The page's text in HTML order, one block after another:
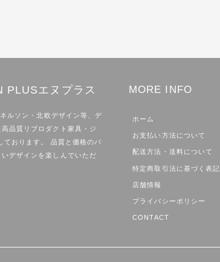
PLUSエヌプラス
ルソン・北欧デザイン等、デ
品質リプロダクト家具・ジ
ております。 品質と価格のバ
デザインを楽しんでいただ
MORE INFO
ホーム
お支払い方法について
配送方法・送料について
特定商取引法に基づく表記
店舗情報
プライバシーポリシー
CONTACT